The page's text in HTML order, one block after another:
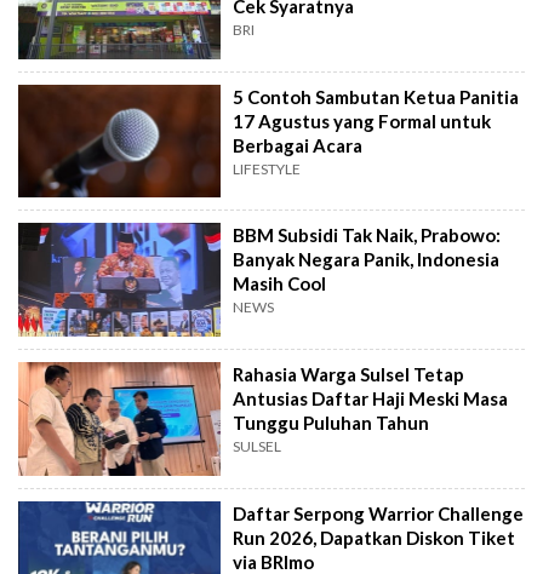
Cek Syaratnya
BRI
5 Contoh Sambutan Ketua Panitia
17 Agustus yang Formal untuk
Berbagai Acara
LIFESTYLE
BBM Subsidi Tak Naik, Prabowo:
Banyak Negara Panik, Indonesia
Masih Cool
NEWS
Rahasia Warga Sulsel Tetap
Antusias Daftar Haji Meski Masa
Tunggu Puluhan Tahun
SULSEL
Daftar Serpong Warrior Challenge
Run 2026, Dapatkan Diskon Tiket
via BRImo